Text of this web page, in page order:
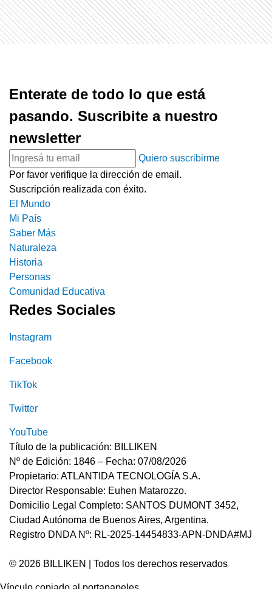
Enterate de todo lo que está
pasando. Suscribite a nuestro
newsletter
Quiero suscribirme
Por favor verifique la dirección de email.
Suscripción realizada con éxito.
El Mundo
Mi País
Saber Más
Naturaleza
Historia
Personas
Comunidad Educativa
Redes Sociales
Instagram
Facebook
TikTok
Twitter
YouTube
Título de la publicación: BILLIKEN
Nº de Edición: 1846 – Fecha: 07/08/2026
Propietario: ATLANTIDA TECNOLOGÍA S.A.
Director Responsable: Euhen Matarozzo.
Domicilio Legal Completo: SANTOS DUMONT 3452,
Ciudad Autónoma de Buenos Aires, Argentina.
Registro DNDA Nº: RL-2025-14454833-APN-DNDA#MJ
© 2026 BILLIKEN | Todos los derechos reservados